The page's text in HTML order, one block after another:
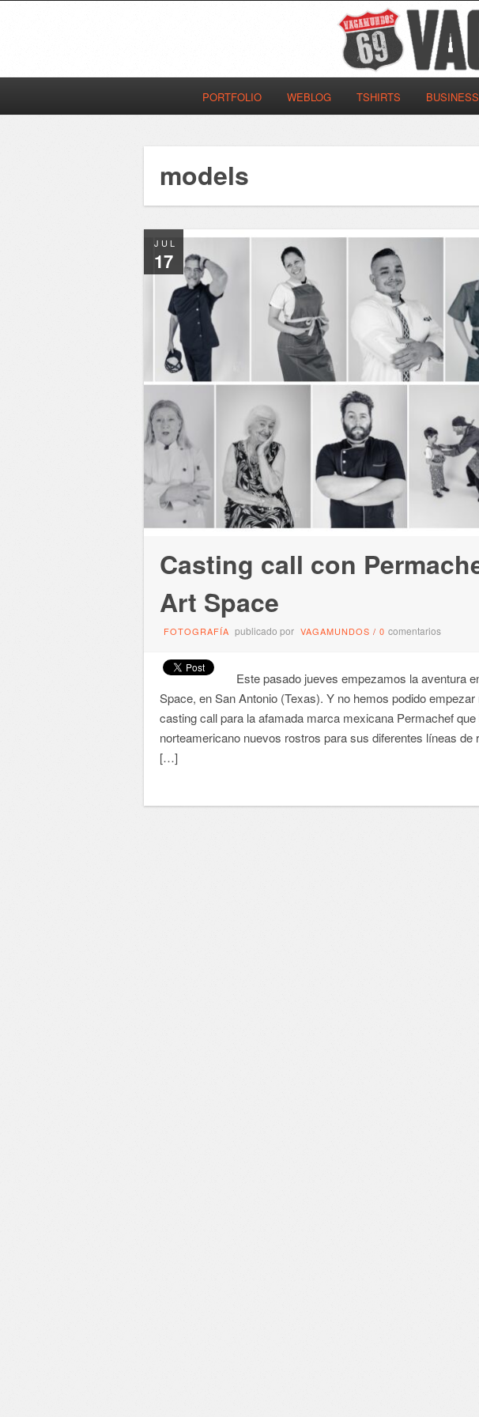
PORTFOLIO WEBLOG TSHIRTS BUSINESS
models
JUL
17
Casting call con
Art Space
FOTOGRAFÍA publicado por VAGAMUNDOS / 0 comentarios
Este pasado jueves empezamos la aventura
Space, en San Antonio (Texas). Y no hemos podido
casting call para la afamada marca mexicana Permachef
norteamericano nuevos rostros para sus diferentes líneas de
[…]